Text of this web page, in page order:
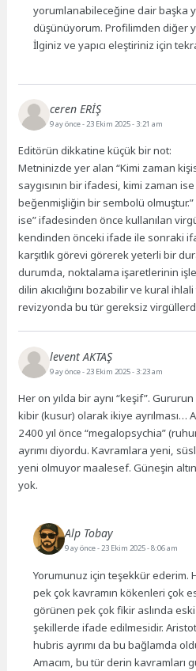
yorumlanabileceğine dair başka
düşünüyorum. Profilimden diğer
İlginiz ve yapıcı eleştiriniz için
ceren ERİŞ
9 ay önce- 23 Ekim 2025 - 3:21 am
Editörün dikkatine küçük bir not:
Metninizde yer alan “Kimi zaman
saygısının bir ifadesi, kimi zaman
beğenmişliğin bir sembolü
ise” ifadesinden önce kullanılan
kendinden önceki ifade ile sonraki
karşıtlık görevi görerek yeterli bir
durumda, noktalama işaretlerinin
dilin akıcılığını bozabilir ve kural
revizyonda bu tür gereksiz
levent AKTAŞ
9 ay önce- 23 Ekim 2025 - 3:23 am
Her on yılda bir aynı “keşif”.
kibir (kusur) olarak ikiye ayrılması…
2400 yıl önce “megalopsychia”
ayrımı diyordu. Kavramlara yeni,
yeni olmuyor maalesef. Güneşin
yok.
Alp Tobay
9 ay önce- 23 Ekim 2025 - 8:06 am
Yorumunuz için teşekkür ederim.
pek çok kavramın kökenleri çok
görünen pek çok fikir aslında
şekillerde ifade edilmesidir.
hubris ayrımı da bu bağlamda
Amacım, bu tür derin kavramları